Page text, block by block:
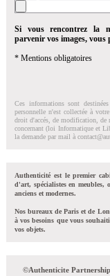
Si vous rencontrez la
parvenir vos images, vous
* Mentions obligatoires
Ces informations sont
personnelle n'est collectée à
droit d'accés, de modification, de
concernant (loi Informatique et
la demande par mail à
Authenticité est le premier
d'art, spécialistes en meubles,
anciens et modernes.
Nos bureaux de Paris et de
à vos besoins que vous
vos objets.
©Authenticite Partnership